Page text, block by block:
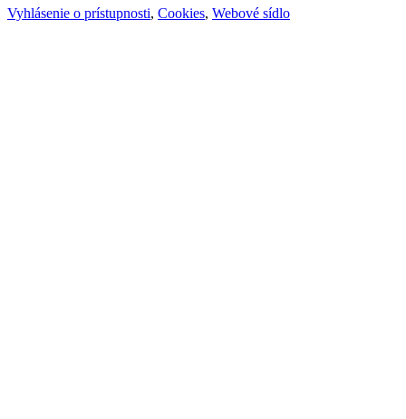
Vyhlásenie o prístupnosti, Cookies, Webové sídlo